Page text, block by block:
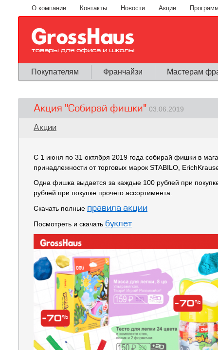
Перейти к основному содержанию
О компании Контакты Новости Акции
Покупателям Франчайзи Мастерам
Акция "Собирай фишки" 03.06.2019
Вы здесь
Акции
С 1 июня по 31 октября 2019 года собирай фишки в
принадлежности от торговых марок STABILO,
Одна фишка выдается за каждые 100 рублей при
рублей при покупке прочего ассортимента.
Скачать полные правила акции
Посмотреть и скачать буклет